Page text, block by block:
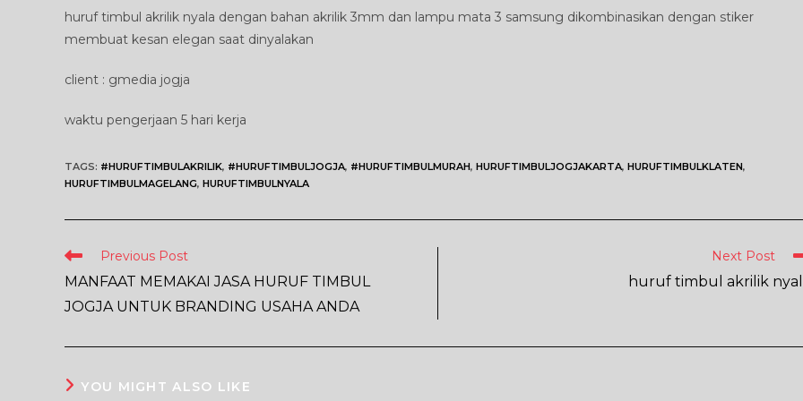
huruf timbul akrilik nyala dengan bahan akrilik 3mm dan lampu mata 3 samsung dikombinasikan dengan stiker
membuat kesan elegan saat dinyalakan
client : gmedia jogja
waktu pengerjaan 5 hari kerja
TAGS: #HURUFTIMBULAKRILIK, #HURUFTIMBULJOGJA, #HURUFTIMBULMURAH, HURUFTIMBULJOGJAKARTA, HURUFTIMBULKLATEN,
HURUFTIMBULMAGELANG, HURUFTIMBULNYALA
Read
articles
Previous Post
MANFAAT MEMAKAI JASA HURUF TIMBUL
JOGJA UNTUK BRANDING USAHA ANDA
Next Post
huruf timbul akrilik
YOU MIGHT ALSO LIKE